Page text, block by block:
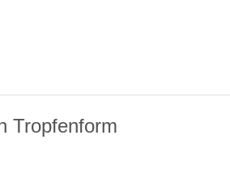
Tropfenform